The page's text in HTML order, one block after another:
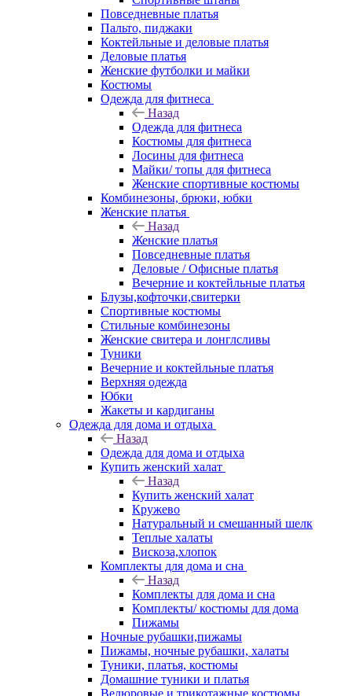
Повседневные платья
Пальто, пиджаки
Коктейльные и деловые платья
Деловые платья
Женские футболки и майки
Костюмы
Одежда для фитнеса
Назад
Одежда для фитнеса
Костюмы для фитнеса
Лосины для фитнеса
Майки/ топы для фитнеса
Женские спортивные костюмы
Комбинезоны, брюки, юбки
Женские платья
Назад
Женские платья
Повседневные платья
Деловые / Офисные платья
Вечерние и коктейльные платья
Блузы,кофточки,свитерки
Спортивные костюмы
Стильные комбинезоны
Женские свитера и лонглсливы
Туники
Вечерние и коктейльные платья
Верхняя одежда
Юбки
Жакеты и кардиганы
Одежда для дома и отдыха
Назад
Одежда для дома и отдыха
Купить женский халат
Назад
Купить женский халат
Кружево
Натуральный и смешанный шелк
Теплые халаты
Вискоза,хлопок
Комплекты для дома и сна
Назад
Комплекты для дома и сна
Комплекты/ костюмы для дома
Пижамы
Ночные рубашки,пижамы
Пижамы, ночные рубашки, халаты
Туники, платья, костюмы
Домашние туники и платья
Велюровые и трикотажные костюмы